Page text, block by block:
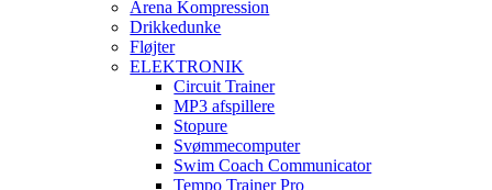
Arena Kompression
Drikkedunke
Fløjter
ELEKTRONIK
Circuit Trainer
MP3 afspillere
Stopure
Svømmecomputer
Swim Coach Communicator
Tempo Trainer Pro